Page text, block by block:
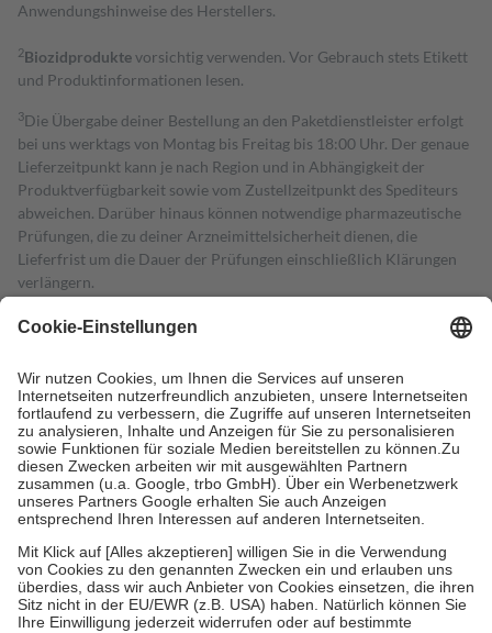
Anwendungshinweise des Herstellers.
2Biozidproduktevorsichtig verwenden. Vor Gebrauch stets Etikett
und Produktinformationen lesen.
3Die Übergabe deiner Bestellung an den Paketdienstleister erfolgt
bei uns werktags von Montag bis Freitag bis 18:00 Uhr. Der genaue
Lieferzeitpunkt kann je nach Region und in Abhängigkeit der
Produktverfügbarkeit sowie vom Zustellzeitpunkt des Spediteurs
abweichen. Darüber hinaus können notwendige pharmazeutische
Prüfungen, die zu deiner Arzneimittelsicherheit dienen, die
Lieferfrist um die Dauer der Prüfungen einschließlich Klärungen
verlängern.
4Für verschreibungspflichtige Medikamente stellt der Arzt ein
gesetzliche Krankenversicherung übernimmt in der Regel die
Kosten dafür, der Versicherte trägt einen Teil davon als Zuzahlung
mit.
Grundsätzlich leisten Mitglieder Zuzahlungen in Höhe von zehn
Prozent des Abgabepreises,mindestensjedochfünf Euro
höchstens zehn Euro.Es sind jedoch nie mehr als die tatsächlichen
Kosten der Leistung zu entrichten.
Diese Regeln gelten grundsätzlich auch für Online-Apotheken.
Bei Heilmitteln und häuslicher Krankenpflege beträgt die
Zuzahlung zehn Prozent der Kosten sowie zehn Euro je
Verordnung.
Um das Engagement der Versicherten für ihre eigene Gesundheit zu